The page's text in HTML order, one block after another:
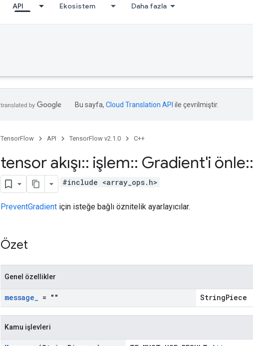
API Ekosistem Daha fazla
Bu sayfa, Cloud Translation API ile çevrilmiştir.
TensorFlow API TensorFlow v2.1.0 C++
tensor akışı:: işlem:: Gradient'i önle::
#include <array_ops.h>
PreventGradient için isteğe bağlı öznitelik ayarlayıcılar.
Özet
Genel özellikler
message_ = "" StringPiece
Kamu işlevleri